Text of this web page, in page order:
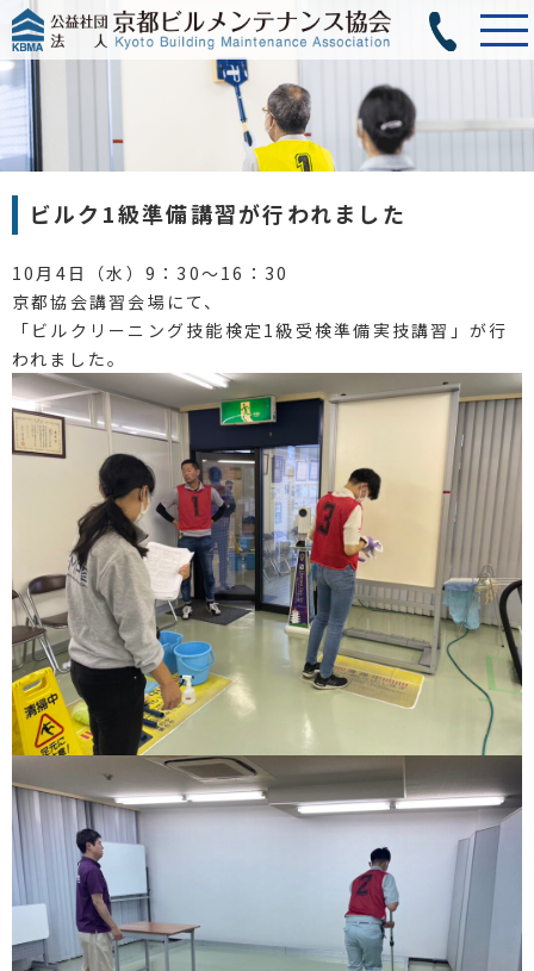
ビルク1級準備講習が行われました
10月4日（水）9：30～16：30
京都協会講習会場にて、
「ビルクリーニング技能検定1級受検準備実技講習」が行
われました。